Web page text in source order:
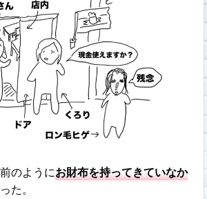
のようにお財布を持ってきていなか
た。